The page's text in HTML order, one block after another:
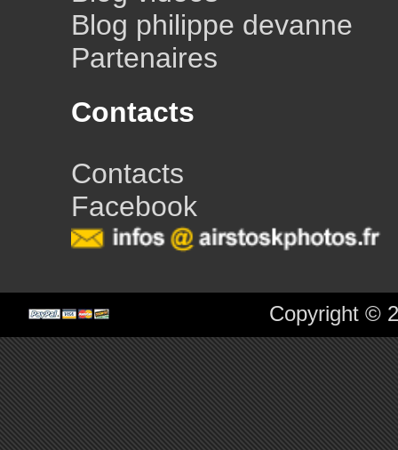
Blog philippe devanne
Partenaires
Contacts
Contacts
Facebook
Copyright ©